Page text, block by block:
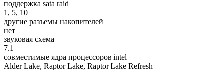
поддержка sata raid
1, 5, 10
другие разъемы накопителей
нет
звуковая схема
7.1
совместимые ядра процессоров intel
Alder Lake, Raptor Lake, Raptor Lake Refresh